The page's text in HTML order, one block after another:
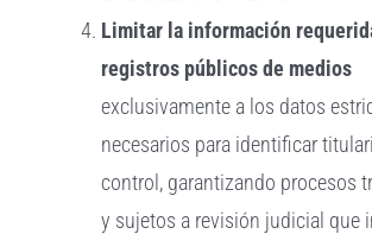
Limitar la información
registros públicos de medios
exclusivamente a los datos
necesarios para identificar
control, garantizando procesos
y sujetos a revisión judicial que